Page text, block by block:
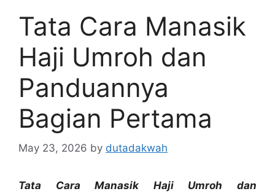
Tata Cara Manasik
Haji Umroh dan
Panduannya
Bagian Pertama
May 23, 2026 by dutadakwah
Tata Cara Manasik Haji Umroh dan